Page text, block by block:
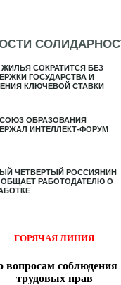
ЖИЛЬЯ СОКРАТИТСЯ БЕЗ
ГОСУДАРСТВА И
КЛЮЧЕВОЙ СТАВКИ
ОБРАЗОВАНИЯ
ИНТЕЛЛЕКТ-ФОРУМ
ЧЕТВЕРТЫЙ РОССИЯНИН
РАБОТОДАТЕЛЮ О
ГОРЯЧАЯ ЛИНИЯ
вопросам соблюдения
трудовых прав